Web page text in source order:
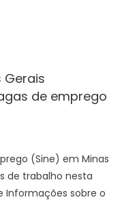
Gerais
de emprego
(Sine) em Minas
de trabalho nesta
Informações sobre o